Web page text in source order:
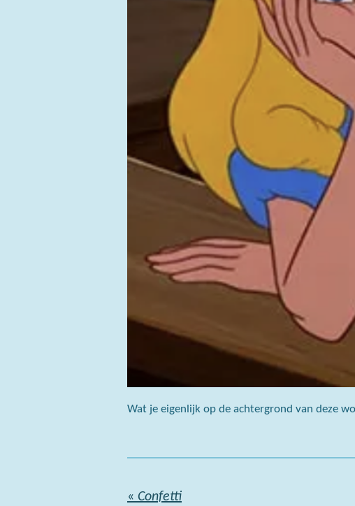
Wat je eigenlijk op de achtergrond van deze
« Confetti